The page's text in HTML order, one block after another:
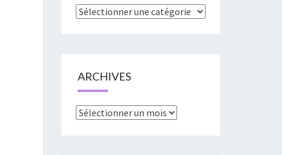
Catégories
ARCHIVES
Archives